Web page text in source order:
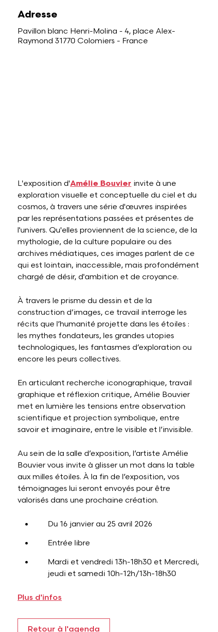
Adresse
Pavillon blanc Henri-Molina - 4, place Alex-
Raymond 31770 Colomiers - France
L'exposition d'Amélie Bouvier invite à une
exploration visuelle et conceptuelle du ciel et du
cosmos, à travers une série d'œuvres inspirées
par les représentations passées et présentes de
l'univers. Qu'elles proviennent de la science, de la
mythologie, de la culture populaire ou des
archives médiatiques, ces images parlent de ce
qui est lointain, inaccessible, mais profondément
chargé de désir, d'ambition et de croyance.
À travers le prisme du dessin et de la
construction d’images, ce travail interroge les
récits que l’humanité projette dans les étoiles :
les mythes fondateurs, les grandes utopies
technologiques, les fantasmes d’exploration ou
encore les peurs collectives.
En articulant recherche iconographique, travail
graphique et réflexion critique, Amélie Bouvier
met en lumière les tensions entre observation
scientifique et projection symbolique, entre
savoir et imaginaire, entre le visible et l’invisible.
Au sein de la salle d’exposition, l’artiste Amélie
Bouvier vous invite à glisser un mot dans la table
aux milles étoiles. À la fin de l’exposition, vos
témoignages lui seront envoyés pour être
valorisés dans une prochaine création.
Du 16 janvier au 25 avril 2026
Entrée libre
Mardi et vendredi 13h-18h30 et Mercredi,
jeudi et samedi 10h-12h/13h-18h30
Plus d'infos
Retour à l'agenda